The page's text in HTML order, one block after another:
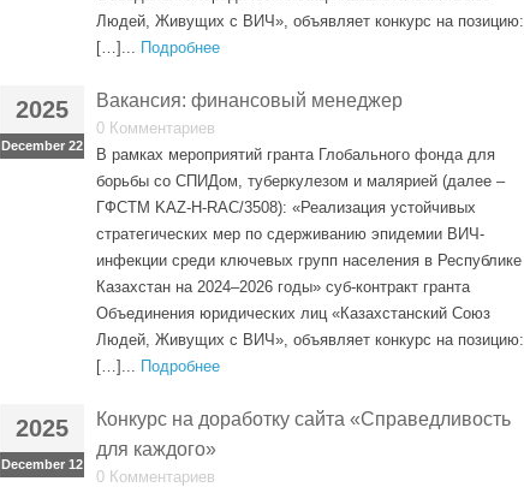
Людей, Живущих с ВИЧ», объявляет конкурс на позицию:
[…]... Подробнее
2025
December 22
Вакансия: финансовый менеджер
0 Комментариев
В рамках мероприятий гранта Глобального фонда для
борьбы со СПИДом, туберкулезом и малярией (далее –
ГФСТМ KAZ-H-RAC/3508): «Реализация устойчивых
стратегических мер по сдерживанию эпидемии ВИЧ-
инфекции среди ключевых групп населения в Республике
Казахстан на 2024–2026 годы» суб-контракт гранта
Объединения юридических лиц «Казахстанский Союз
Людей, Живущих с ВИЧ», объявляет конкурс на позицию:
[…]... Подробнее
2025
December 12
Конкурс на доработку сайта «Справедливость
для каждого»
0 Комментариев